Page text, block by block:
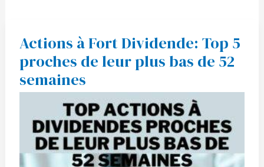
Actions à Fort Dividende: Top 5
proches de leur plus bas de 52
semaines
Actions
à
Fort
Dividende:
Top
5
proches
plus
bas
de
52
semaines